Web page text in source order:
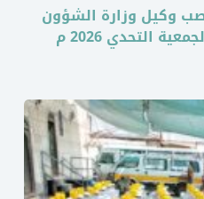
وكيل وزارة الشؤون
التحدي 2026 م